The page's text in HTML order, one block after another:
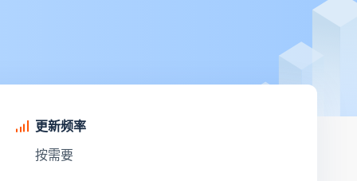
更新频率
按需要